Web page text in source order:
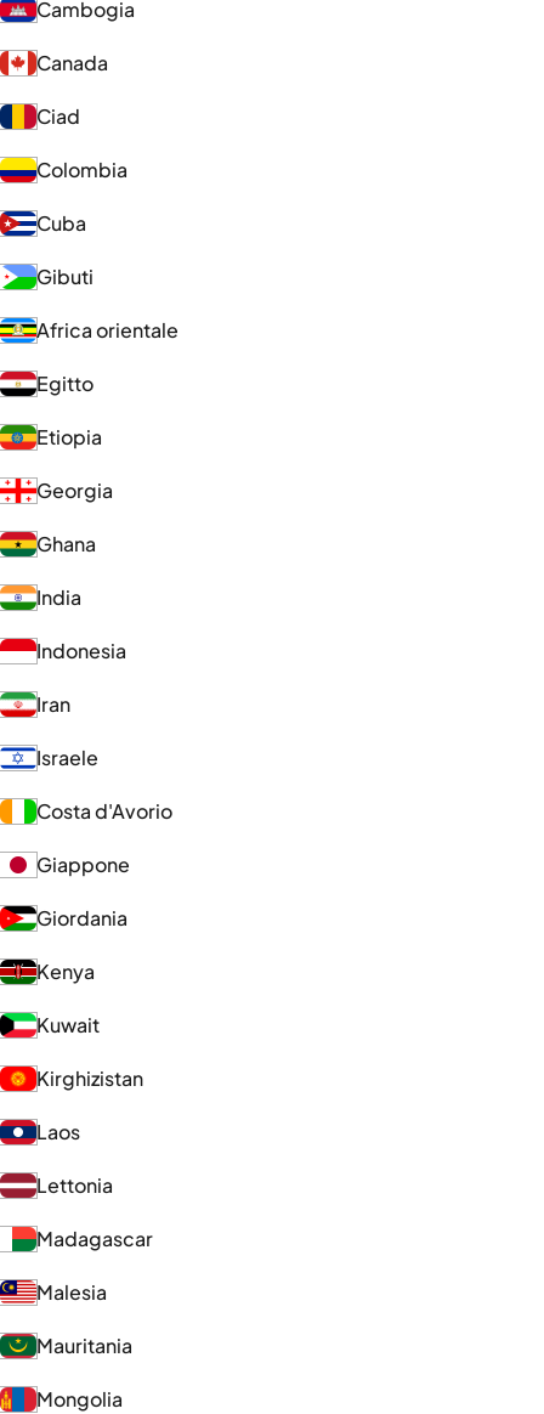
Cambogia
Canada
Ciad
Colombia
Cuba
Gibuti
Africa orientale
Egitto
Etiopia
Georgia
Ghana
India
Indonesia
Iran
Israele
Costa d'Avorio
Giappone
Giordania
Kenya
Kuwait
Kirghizistan
Laos
Lettonia
Madagascar
Malesia
Mauritania
Mongolia